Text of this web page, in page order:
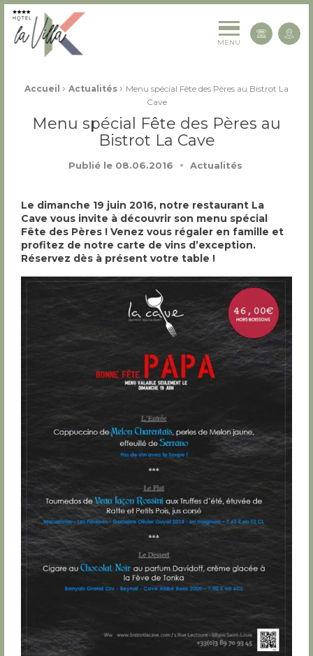
La Villa K Hôtel Spa Restaurant 4 étoiles
MENU
Fil d'Ariane :
Accueil › Actualités › Menu spécial Fête des Pères au Bistrot La
Cave
Menu spécial Fête des Pères au
Bistrot La Cave
Publié le 08.06.2016 Actualités
Le dimanche 19 juin 2016, notre restaurant La
Cave vous invite à découvrir son menu spécial
Fête des Pères ! Venez vous régaler en famille et
profitez de notre carte de vins d’exception.
Réservez dès à présent votre table !